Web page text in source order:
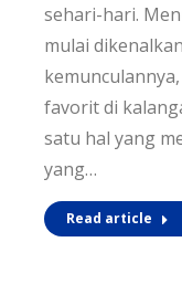
sehari-hari.
mulai
favorit di
satu hal yang
yang…
Read article